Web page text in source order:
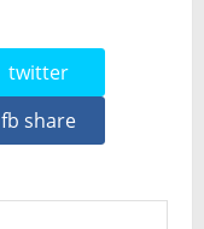
twitter
fb share